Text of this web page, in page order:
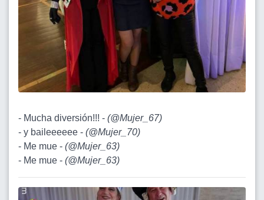
- Mucha diversión!!! - (@Mujer_67)
- y baileeeeee - (@Mujer_70)
- Me mue - (@Mujer_63)
- Me mue - (@Mujer_63)